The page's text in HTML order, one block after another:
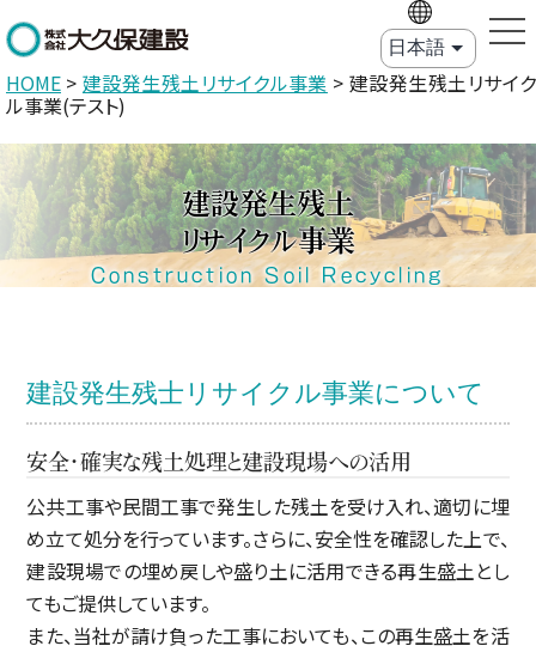
HOME > 建設発生残土リサイクル事業 > 建設発生残土リサイク
ル事業(テスト)
建設発生残土
リサイクル事業
Construction Soil Recycling
建設発生残士リサイクル事業について
安全・確実な残土処理と建設現場への活用
公共工事や民間工事で発生した残土を受け入れ、適切に埋
め立て処分を行っています。さらに、安全性を確認した上で、
建設現場での埋め戻しや盛り土に活用できる再生盛土とし
てもご提供しています。
また、当社が請け負った工事においても、この再生盛土を活